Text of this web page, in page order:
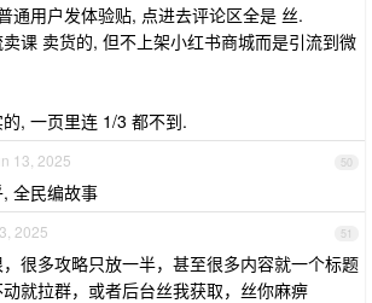
通用户发体验贴, 点进去评论区全是 丝.
课 卖货的, 但不上架小红书商城而是引流到微
, 一页里连 1/3 都不到.
50
13, 2025
全民编故事
51
2025
很多攻略只放一半，甚至很多内容就一个标题
就拉群，或者后台丝我获取，丝你麻痹